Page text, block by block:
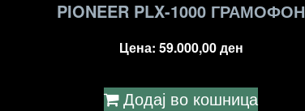
PIONEER PLX-1000 ГРАМОФОН
Цена: 59.000,00ден
Додај во кошница